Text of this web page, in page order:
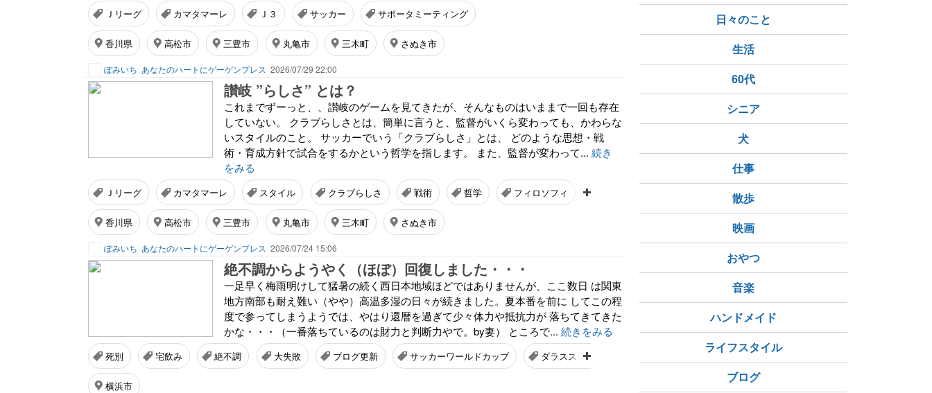
Ｊリーグ カマタマーレ Ｊ３ サッカー サポータミーティング
香川県 高松市 三豊市 丸亀市 三木町 さぬき市
ぽみいち あなたのハートにゲーゲンプレス 2026/07/29 22:00
讃岐 ”らしさ” とは？
これまでずーっと、、讃岐のゲームを見てきたが、そんなものはいままで一回も存在
していない。 クラブらしさとは、簡単に言うと、監督がいくら変わっても、かわらな
いスタイルのこと。 サッカーでいう「クラブらしさ」とは、 どのような思想・戦
術・育成方針で試合をするかという哲学を指します。 また、監督が変わって... 続き
をみる
Ｊリーグ カマタマーレ スタイル クラブらしさ 戦術 哲学 フィロソフィ
香川県 高松市 三豊市 丸亀市 三木町 さぬき市
ぽみいち あなたのハートにゲーゲンプレス 2026/07/24 15:06
絶不調からようやく（ほぼ）回復しました・・・
一足早く梅雨明けして猛暑の続く西日本地域ほどではありませんが、ここ数日 は関東
地方南部も耐え難い（やや）高温多湿の日々が続きました。夏本番を前に してこの程
度で参ってしまうようでは、やはり還暦を過ぎて少々体力や抵抗力が 落ちてきてきた
かな・・・（一番落ちているのは財力と判断力やで。by妻） ところで... 続きをみる
死別 宅飲み 絶不調 大失敗 ブログ更新 サッカーワールドカップ ダラススタジアム ボルドーワイン ドメーヌ・ド・シュヴァリエ
横浜市
日々のこと
生活
60代
シニア
犬
仕事
散歩
映画
おやつ
音楽
ハンドメイド
ライフスタイル
ブログ